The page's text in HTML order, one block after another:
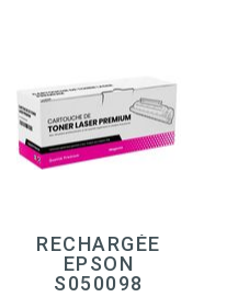
RECHARGÉE
EPSON
S050098